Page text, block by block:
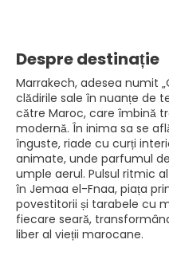
Despre destinație
Marrakech, adesea numit
clădirile sale în nuanțe de
către Maroc, care îmbină
modernă. În inima sa se
înguste, riade cu curți
animate, unde parfumul
umple aerul. Pulsul ritmic
în Jemaa el-Fnaa, piața
povestitorii și tarabele cu
fiecare seară,
liber al vieții marocane.